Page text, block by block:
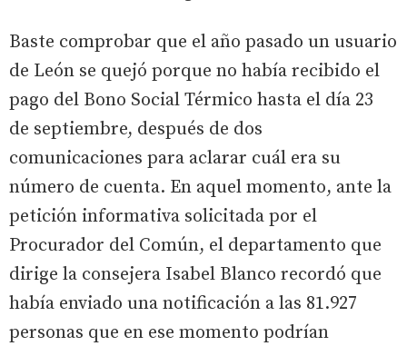
Baste comprobar que el año pasado un usuario
de León se quejó porque no había recibido el
pago del Bono Social Térmico hasta el día 23
de septiembre, después de dos
comunicaciones para aclarar cuál era su
número de cuenta. En aquel momento, ante la
petición informativa solicitada por el
Procurador del Común, el departamento que
dirige la consejera Isabel Blanco recordó que
había enviado una notificación a las 81.927
personas que en ese momento podrían